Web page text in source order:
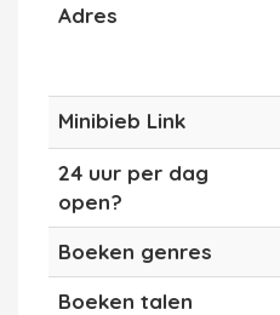
Adres
Minibieb Link
24 uur per dag
open?
Boeken genres
Boeken talen